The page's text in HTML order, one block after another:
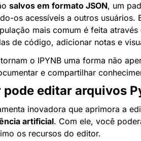
salvos em formato JSON, um
os acessíveis a outros usuários.
mais comum é feita
de código, adicionar notas e
o IPYNB uma forma não
e compartilhar
pode editar arquivos
inovadora que aprimora a
artificial. Com ele, você
os recursos do editor.